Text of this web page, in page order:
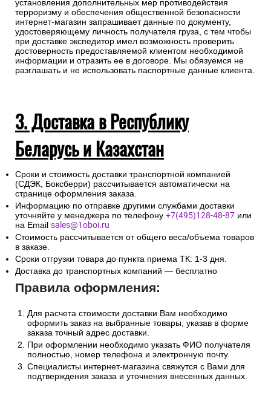
установления дополнительных мер противодействия
терроризму и обеспечения общественной безопасности
интернет-магазин запрашивает данные по документу,
удостоверяющему личность получателя груза, с тем чтобы
при доставке экспедитор имел возможность проверить
достоверность предоставляемой клиентом необходимой
информации и отразить ее в договоре. Мы обязуемся не
разглашать и не использовать паспортные данные клиента.
3. Доставка в Республику
Беларусь и Казахстан
Сроки и стоимость доставки транспортной компанией
(СДЭК, Боксберри) рассчитывается автоматически на
странице оформления заказа.
Информацию по отправке другими службами доставки
уточняйте у менеджера по телефону +7(495)128-48-87 или
на Email sales@1oboi.ru
Стоимость рассчитывается от общего веса/объема товаров
в заказе.
Сроки отгрузки товара до пункта приема ТК: 1-3 дня.
Доставка до транспортных компаний — бесплатно
Правила оформления:
Для расчета стоимости доставки Вам необходимо
оформить заказ на выбранные товары, указав в форме
заказа точный адрес доставки.
При оформлении необходимо указать ФИО получателя
полностью, номер телефона и электронную почту.
Специалисты интернет-магазина свяжутся с Вами для
подтверждения заказа и уточнения внесенных данных.